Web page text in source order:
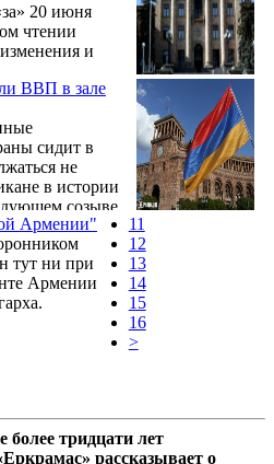
20 июня
чтении
и
ВВП в зале
сидит в
не
в истории
созыве
Они будут
- заявил лидер
Марукян.
Армении"
тут ни при
Армении
11
12
13
14
15
16
>
тридцати лет
рассказывает о